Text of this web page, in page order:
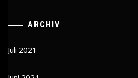
ARCHIV
Juli 2021